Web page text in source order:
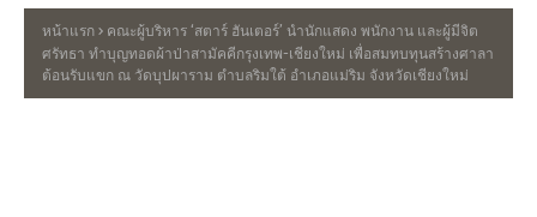
หน้าแรก
คณะผู้บริหาร ‘สตาร์ ฮันเตอร์’ นำนักแสดง พนักงาน และผู้มีจิต
ศรัทธา ทำบุญทอดผ้าป่าสามัคคีกรุงเทพ-เชียงใหม่ เพื่อสมทบทุนสร้างศาลา
ต้อนรับแขก ณ วัดบุปผาราม ตำบลริมใต้ อำเภอแม่ริม จังหวัดเชียงใหม่